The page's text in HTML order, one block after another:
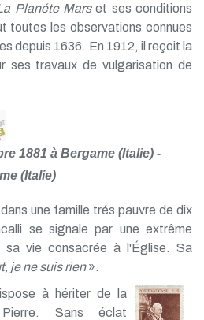
Planéte Marset ses conditions
toutes les observations connues
depuis 1636. En 1912, il reçoit la
ses travaux de vulgarisation de
1881 à Bergame (Italie) -
(Italie)
une famille trés pauvre de dix
se signale par une extrême
sa vie consacrée à l'Église. Sa
je ne suis rien».
à hériter de la
Sans éclat